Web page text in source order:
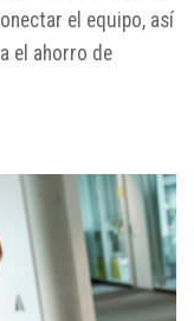
el equipo, así
el ahorro de